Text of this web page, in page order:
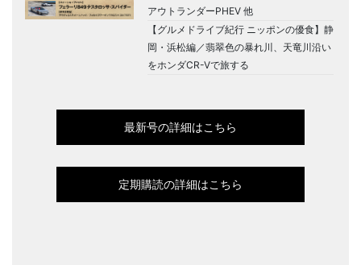
アウトランダーPHEV 他
【グルメドライブ紀行 ニッポンの優食】静
岡・浜松編／翡翠色の暴れ川、天竜川沿い
をホンダCR-Vで旅する
最新号の詳細はこちら
定期購読の詳細はこちら